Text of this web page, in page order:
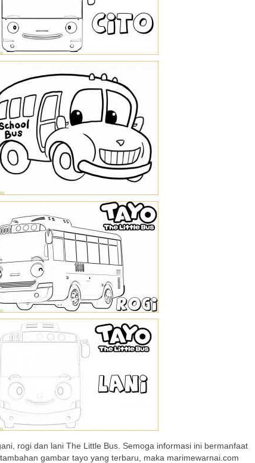
rogi dan lani The Little Bus. Semoga informasi ini bermanfaat
gambar tayo yang terbaru, maka marimewarnai.com